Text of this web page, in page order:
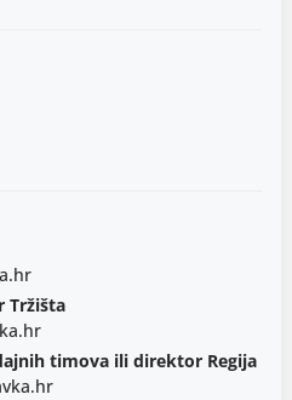
Tržišta
timova ili direktor Regija